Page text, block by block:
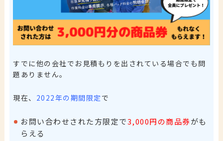
すでに他の会社でお見積もりを出されている場合でも問
題ありません。
現在、 2022年の期間限定 で
お問い合わせされた方限定で3,000円の商品券がも
らえる